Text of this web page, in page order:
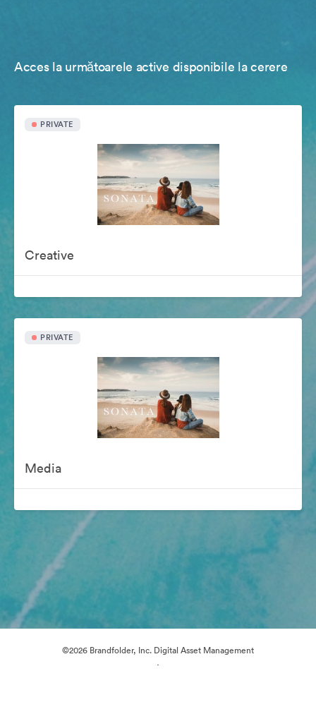
Acces la următoarele active disponibile la cerere
PRIVATE
Creative
PRIVATE
Media
©2026 Brandfolder, Inc. Digital Asset Management
·